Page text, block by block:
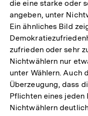
die eine starke oder
angeben, unter
Ein ähnliches Bild
zufrieden oder sehr
Nichtwählern nur
unter Wählern. Auch
Überzeugung, dass
Pflichten eines jeden
Nichtwählern